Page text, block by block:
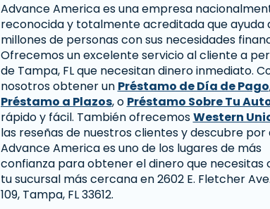
Advance America es una empresa
reconocida y totalmente acreditada que ayuda
millones de personas con sus necesidades
Ofrecemos un excelente servicio al cliente a
de Tampa, FL que necesitan dinero inmediato.
nosotros obtener un Préstamo de Día de Pago
Préstamo a Plazos, o Préstamo Sobre Tu
rápido y fácil. También ofrecemosWestern
las reseñas de nuestros clientes y descubre por
Advance America es uno de los lugares de más
confianza para obtener el dinero que necesitas
tu sucursal más cercana en 2602 E. Fletcher
109, Tampa, FL 33612.